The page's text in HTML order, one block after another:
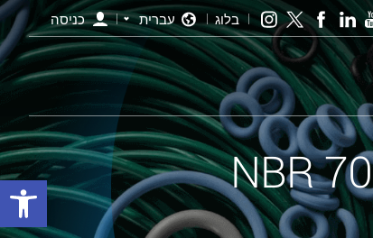
בלוג עברית כניסה
פתח